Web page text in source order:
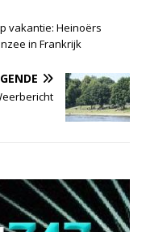
vakantie: Heinoërs
in Frankrijk